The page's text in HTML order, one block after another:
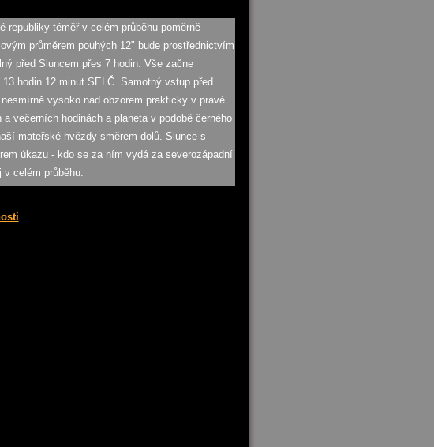
republiky téměř v celém průběhu poměrně
průměrem pouhých 12" bude prostřednictvím
před Sluncem přes 7 hodin. Vše začne
hodin 12 minut SELČ. Samotný vstup před
vysoko nad obzorem prakticky v pravé
večerních hodinách a planeta v podobě černého
mateřské hvězdy směrem dolů. Slunce s
úkazu - kdo se za ním vydá za severozápadní
v celém průběhu.